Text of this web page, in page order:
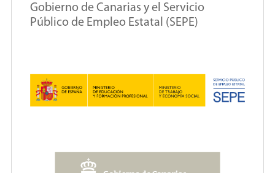
Gobierno de Canarias y el Servicio
Público de Empleo Estatal (SEPE)